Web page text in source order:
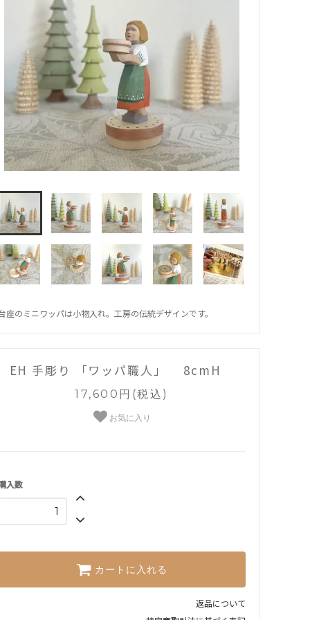
座のミニワッパは小物入れ。工房の伝統デザインです。
EH 手彫り 「ワッパ職人」 8cmH
17,600円(税込)
お気に入り
入数
カートに入れる
返品について